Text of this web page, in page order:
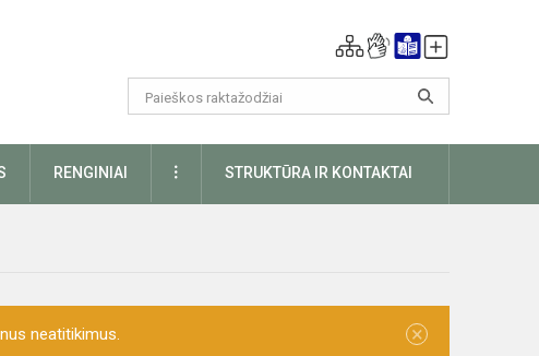
RENGINIAI DAUGIAUSTRUKTŪRA IR KONTAKTAI
neatitikimus. ×